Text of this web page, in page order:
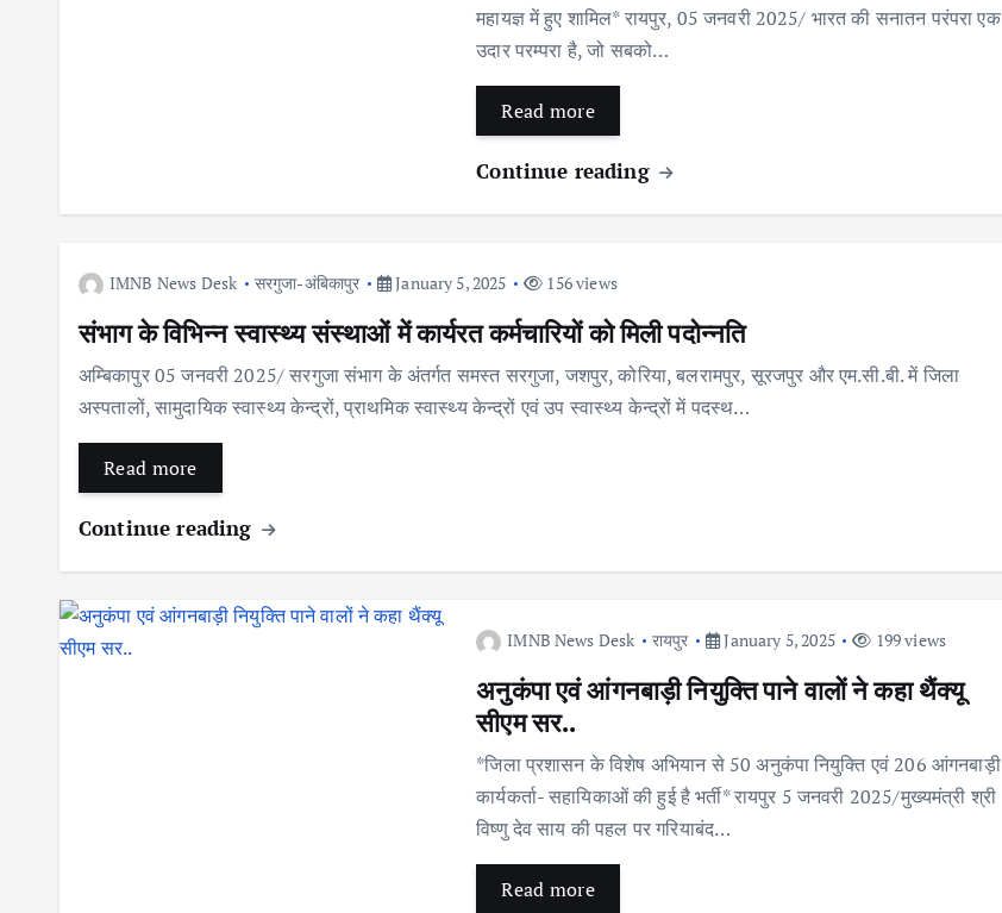
महायज्ञ में हुए शामिल* रायपुर, 05 जनवरी 2025/ भारत की सनातन परंपरा एक
उदार परम्परा है, जो सबको…
Read more
Continue reading
IMNB News Desk सरगुजा-अंबिकापुर January 5, 2025 156 views
संभाग के विभिन्न स्वास्थ्य संस्थाओं में कार्यरत कर्मचारियों को मिली पदोन्नति
अम्बिकापुर 05 जनवरी 2025/ सरगुजा संभाग के अंतर्गत समस्त सरगुजा, जशपुर, कोरिया, बलरामपुर, सूरजपुर और एम.सी.बी. में जिला
अस्पतालों, सामुदायिक स्वास्थ्य केन्द्रों, प्राथमिक स्वास्थ्य केन्द्रों एवं उप स्वास्थ्य केन्द्रों में पदस्थ…
Read more
Continue reading
IMNB News Desk रायपुर January 5, 2025 199 views
अनुकंपा एवं आंगनबाड़ी नियुक्ति पाने वालों ने कहा थैंक्यू
सीएम सर..
*जिला प्रशासन के विशेष अभियान से 50 अनुकंपा नियुक्ति एवं 206 आंगनबाड़ी
कार्यकर्ता- सहायिकाओं की हुई है भर्ती* रायपुर 5 जनवरी 2025/मुख्यमंत्री श्री
विष्णु देव साय की पहल पर गरियाबंद…
Read more